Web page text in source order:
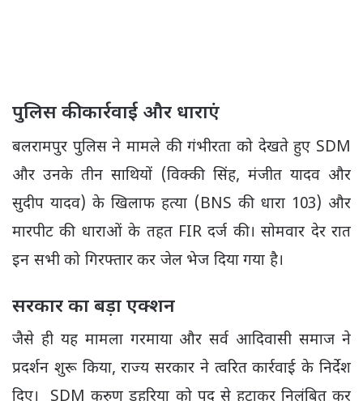
पुलिस की कार्रवाई और धाराएं
बलरामपुर पुलिस ने मामले की गंभीरता को देखते हुए SDM
और उनके तीन साथियों (विक्की सिंह, मंजीत यादव और
सुदीप यादव) के खिलाफहत्या (BNS की धारा 103) और
मारपीट की धाराओं के तहत FIR दर्ज की।सोमवार देर रात
इन सभी को गिरफ्तार कर जेल भेज दिया गया है।
सरकार का बड़ा एक्शन
जैसे ही यह मामला गरमाया और सर्व आदिवासी समाज ने
प्रदर्शन शुरू किया, राज्य सरकार ने त्वरित कार्रवाई के निर्देश